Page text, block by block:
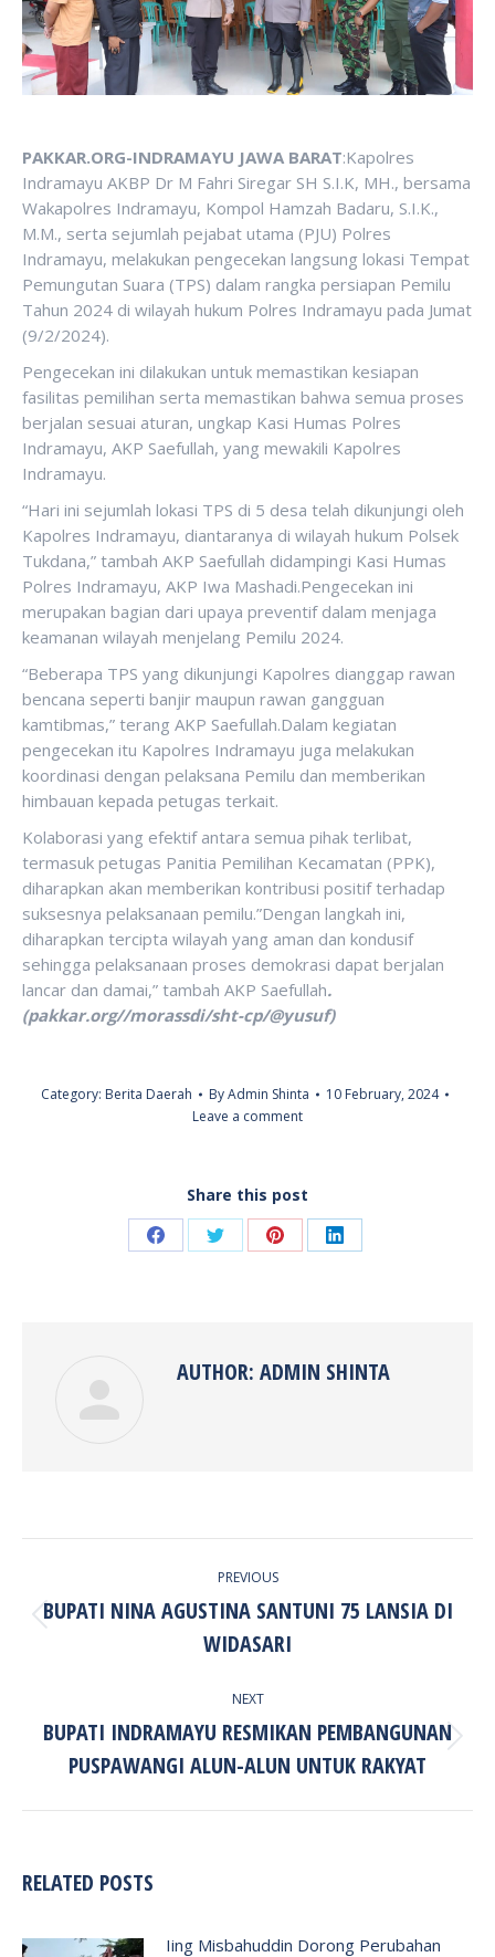
PAKKAR.ORG-INDRAMAYU JAWA BARAT:Kapolres
Indramayu AKBP Dr M Fahri Siregar SH S.I.K, MH., bersama
Wakapolres Indramayu, Kompol Hamzah Badaru, S.I.K.,
M.M., serta sejumlah pejabat utama (PJU) Polres
Indramayu, melakukan pengecekan langsung lokasi Tempat
Pemungutan Suara (TPS) dalam rangka persiapan Pemilu
Tahun 2024 di wilayah hukum Polres Indramayu pada Jumat
(9/2/2024).
Pengecekan ini dilakukan untuk memastikan kesiapan
fasilitas pemilihan serta memastikan bahwa semua proses
berjalan sesuai aturan, ungkap Kasi Humas Polres
Indramayu, AKP Saefullah, yang mewakili Kapolres
Indramayu.
“Hari ini sejumlah lokasi TPS di 5 desa telah dikunjungi oleh
Kapolres Indramayu, diantaranya di wilayah hukum Polsek
Tukdana,” tambah AKP Saefullah didampingi Kasi Humas
Polres Indramayu, AKP Iwa Mashadi.Pengecekan ini
merupakan bagian dari upaya preventif dalam menjaga
keamanan wilayah menjelang Pemilu 2024.
“Beberapa TPS yang dikunjungi Kapolres dianggap rawan
bencana seperti banjir maupun rawan gangguan
kamtibmas,” terang AKP Saefullah.Dalam kegiatan
pengecekan itu Kapolres Indramayu juga melakukan
koordinasi dengan pelaksana Pemilu dan memberikan
himbauan kepada petugas terkait.
Kolaborasi yang efektif antara semua pihak terlibat,
termasuk petugas Panitia Pemilihan Kecamatan (PPK),
diharapkan akan memberikan kontribusi positif terhadap
suksesnya pelaksanaan pemilu.”Dengan langkah ini,
diharapkan tercipta wilayah yang aman dan kondusif
sehingga pelaksanaan proses demokrasi dapat berjalan
lancar dan damai,” tambah AKP Saefullah.
(pakkar.org//morassdi/sht-cp/@yusuf)
Category: Berita Daerah ByAdmin Shinta
10 February, 2024
Leave a comment
Share this post
Share Share Share Share
AUTHOR: ADMIN SHINTA
PREVIOUS
Previous
post:
BUPATI NINA AGUSTINA SANTUNI 75 LANSIA DI
WIDASARI
NEXT
Next
post:
BUPATI INDRAMAYU RESMIKAN PEMBANGUNAN
PUSPAWANGI ALUN-ALUN UNTUK RAKYAT
RELATED POSTS
Iing Misbahuddin Dorong Perubahan